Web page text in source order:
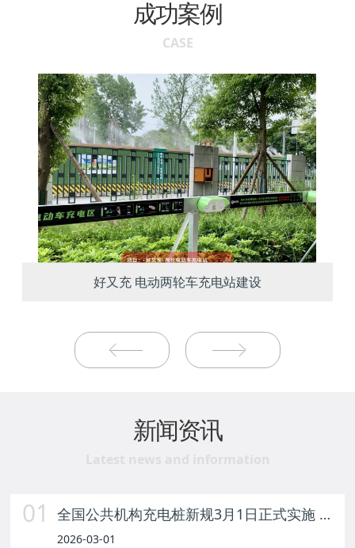
成功案例
CASE
好又充 电动两轮车充电站建设
新闻资讯
01 全国公共机构充电桩新规3月1日正式实施 惠及千万新能源车主
2026-03-01